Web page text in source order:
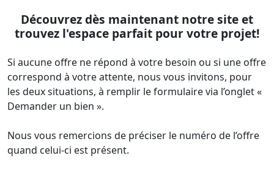
Découvrez dès maintenant notre site et
trouvez l'espace parfait pour votre projet!
Si aucune offre ne répond à votre besoin ou si une offre
correspond à votre attente, nous vous invitons, pour
les deux situations, à remplir le formulaire via l’onglet «
Demander un bien ».
Nous vous remercions de préciser le numéro de l’offre
quand celui-ci est présent.